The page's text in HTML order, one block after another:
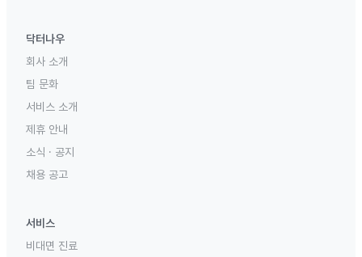
닥터나우
회사 소개
팀 문화
서비스 소개
제휴 안내
소식 · 공지
채용 공고
서비스
비대면 진료